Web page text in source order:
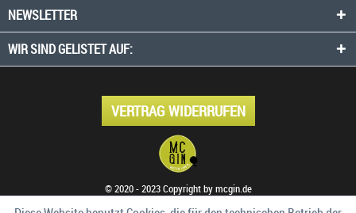
NEWSLETTER
WIR SIND GELISTET AUF:
VERTRAG WIDERRUFEN
© 2020 - 2023 Copyright by mcgin.de